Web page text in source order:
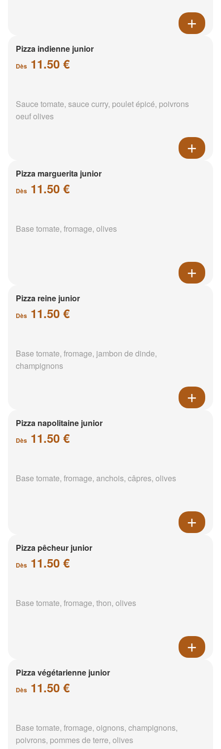
Pizza indienne junior
Dès 11.50 €
Sauce tomate, sauce curry, poulet épicé, poivrons
oeuf olives
Pizza marguerita junior
Dès 11.50 €
Base tomate, fromage, olives
Pizza reine junior
Dès 11.50 €
Base tomate, fromage, jambon de dinde,
champignons
Pizza napolitaine junior
Dès 11.50 €
Base tomate, fromage, anchois, câpres, olives
Pizza pêcheur junior
Dès 11.50 €
Base tomate, fromage, thon, olives
Pizza végétarienne junior
Dès 11.50 €
Base tomate, fromage, oignons, champignons,
poivrons, pommes de terre, olives